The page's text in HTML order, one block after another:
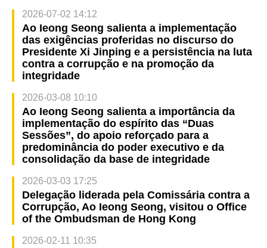
2026-07-02 14:12
Ao Ieong Seong salienta a implementação
das exigências proferidas no discurso do
Presidente Xi Jinping e a persistência na luta
contra a corrupção e na promoção da
integridade
2026-03-08 10:10
Ao Ieong Seong salienta a importância da
implementação do espírito das “Duas
Sessões”, do apoio reforçado para a
predominância do poder executivo e da
consolidação da base de integridade
2026-03-03 17:25
Delegação liderada pela Comissária contra a
Corrupção, Ao Ieong Seong, visitou o Office
of the Ombudsman de Hong Kong
2026-02-11 10:35